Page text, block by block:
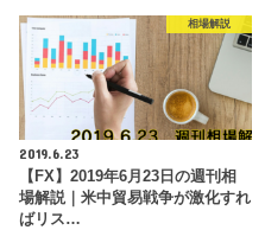
相場解説
2019.6.23
【FX】2019年6月23日の週刊相
場解説｜米中貿易戦争が激化すれ
ばリス…